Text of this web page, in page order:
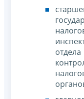
отдела